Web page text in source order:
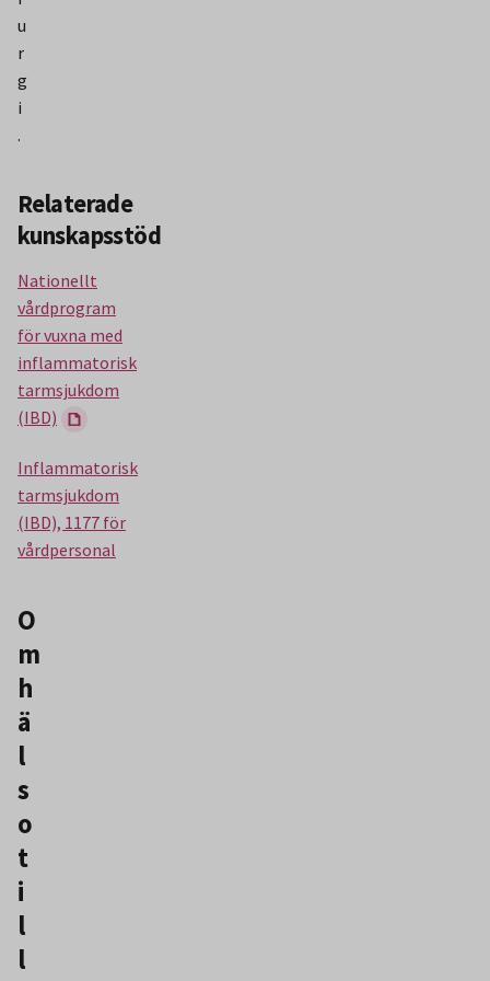
u
r
g
i
.
Relaterade
kunskapsstöd
Nationellt
vårdprogram
för vuxna med
inflammatorisk
tarmsjukdom
(IBD)
Inflammatorisk
tarmsjukdom
(IBD), 1177 för
vårdpersonal
O
m
h
ä
l
s
o
t
i
l
l